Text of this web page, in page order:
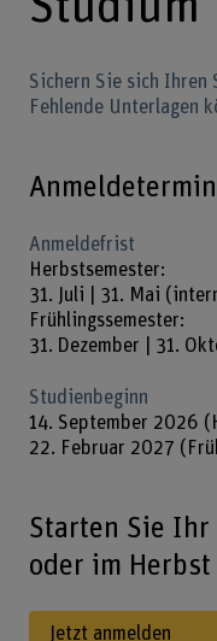
Sichern Sie sich
Fehlende Unterlagen
Anmeldefrist
Herbstsemester:
31. Juli | 31. Mai
Frühlingssemester:
31. Dezember | 31.
Studienbeginn
14. September 2026
22. Februar 2027
Starten Sie
oder im Herbst
Jetzt anmelden